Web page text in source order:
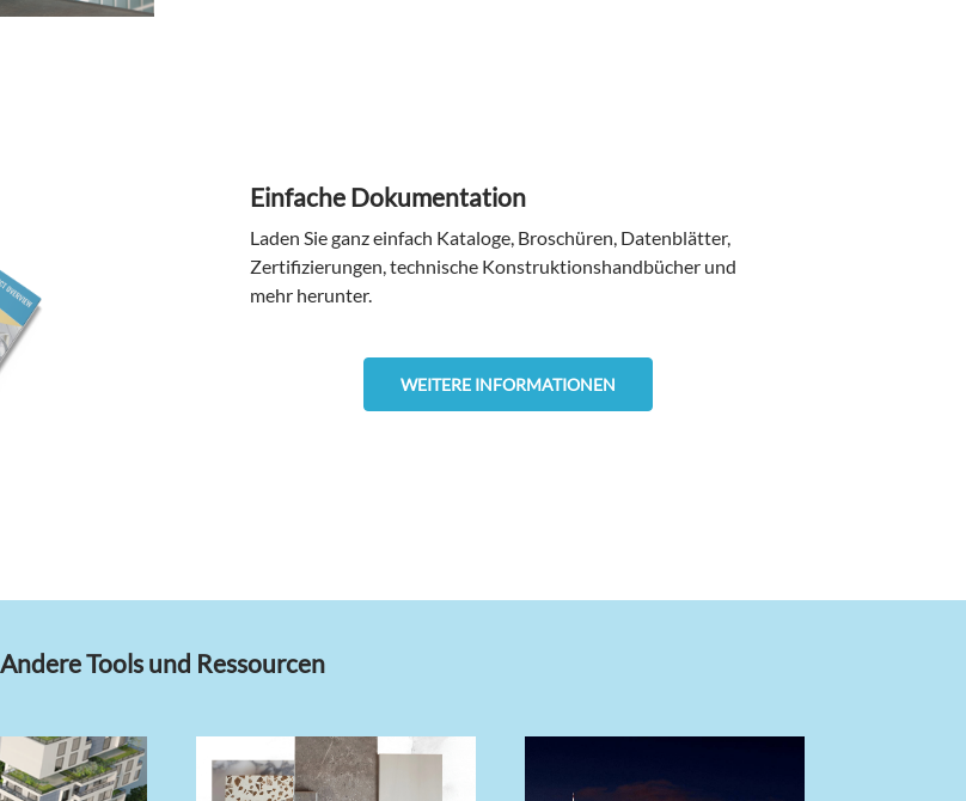
Einfache Dokumentation
Laden Sie ganz einfach Kataloge, Broschüren, Datenblätter,
Zertifizierungen, technische Konstruktionshandbücher und
mehr herunter.
WEITERE INFORMATIONEN
Andere Tools und Ressourcen